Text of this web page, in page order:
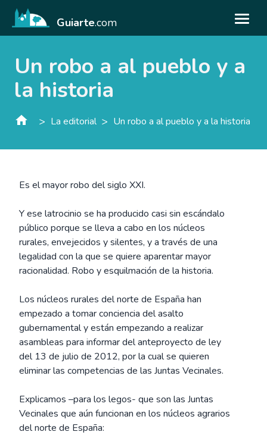
Guiarte.com
Un robo a al pueblo y a
la historia
> La editorial > Un robo a al pueblo y a la historia
Es el mayor robo del siglo XXI.
Y ese latrocinio se ha producido casi sin escándalo
público porque se lleva a cabo en los núcleos
rurales, envejecidos y silentes, y a través de una
legalidad con la que se quiere aparentar mayor
racionalidad. Robo y esquilmación de la historia.
Los núcleos rurales del norte de España han
empezado a tomar conciencia del asalto
gubernamental y están empezando a realizar
asambleas para informar del anteproyecto de ley
del 13 de julio de 2012, por la cual se quieren
eliminar las competencias de las Juntas Vecinales.
Explicamos –para los legos- que son las Juntas
Vecinales que aún funcionan en los núcleos agrarios
del norte de España: